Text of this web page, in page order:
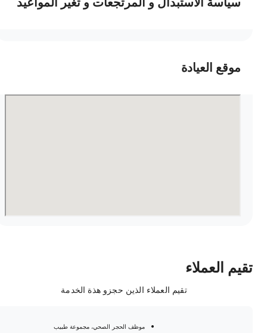
موقع العيادة
العملاء
تقيم العملاء الذين حجزو هذة الخدمة
موظف الحجر الصحي، مجموعة طبيب